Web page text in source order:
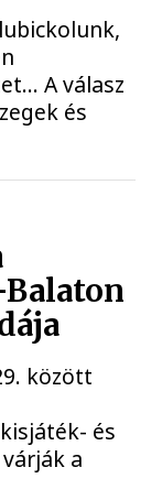
A válasz
és
között
és
a